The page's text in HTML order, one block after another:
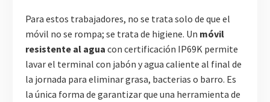
Para estos trabajadores, no se trata solo de que el
móvil no se rompa; se trata de higiene. Un móvil
resistente al agua con certificación IP69K permite
lavar el terminal con jabón y agua caliente al final de
la jornada para eliminar grasa, bacterias o barro. Es
la única forma de garantizar que una herramienta de